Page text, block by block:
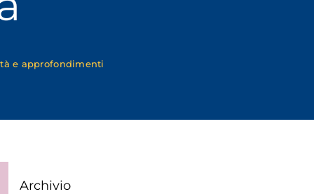
e approfondimenti
Archivio